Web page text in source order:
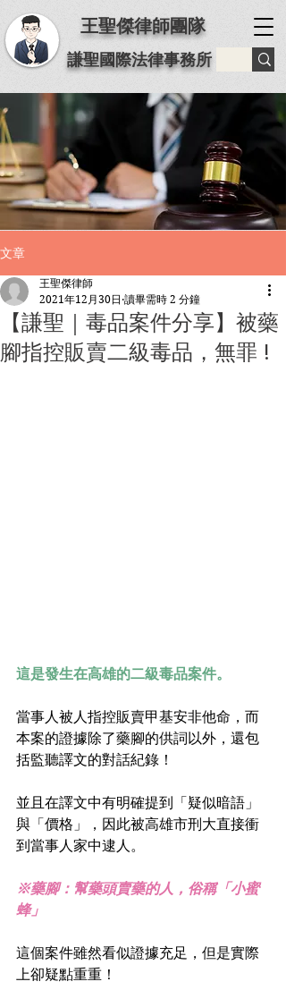
王聖傑律師團隊
謙聖國際法律事務所
文章
【謙聖｜毒品案件分享】被藥
腳指控販賣二級毒品，無罪 !
王聖傑律師
2021年12月30日 讀畢需時 2 分鐘
這是發生在高雄的二級毒品案件。
當事人被人指控販賣甲基安非他命，而
本案的證據除了藥腳的供詞以外，還包
括監聽譯文的對話紀錄！
並且在譯文中有明確提到「疑似暗語」
與「價格」，因此被高雄市刑大直接衝
到當事人家中逮人。
※藥腳：幫藥頭賣藥的人，俗稱「小蜜
蜂」
這個案件雖然看似證據充足，但是實際
上卻疑點重重！